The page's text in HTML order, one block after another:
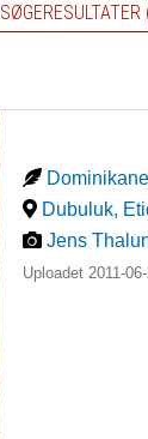
Dubuluk,
Jens
Uploadet 2011-